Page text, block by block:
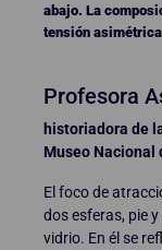
abajo. La
tensión
Profesora
historiadora de
Museo Nacional
El foco de
dos esferas, pie
vidrio. En él se